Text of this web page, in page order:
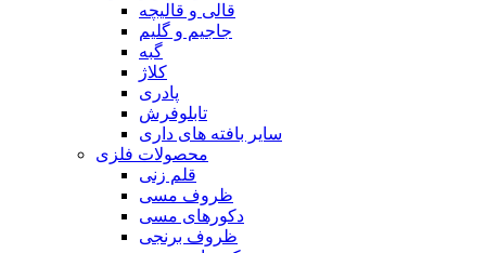
قالی و قالیچه
جاجیم و گلیم
گبه
کلاژ
پادری
تابلوفرش
سایر بافته های داری
محصولات فلزی
قلم زنی
ظروف مسی
دکورهای مسی
ظروف برنجی